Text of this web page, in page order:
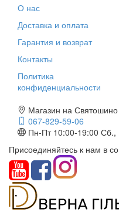
О нас
Доставка и оплата
Гарантия и возврат
Контакты
Политика
конфиденциальности
Магазин на Святошино
067-829-59-06
Пн-Пт 10:00-19:00 Сб.,
Присоединяйтесь к нам в